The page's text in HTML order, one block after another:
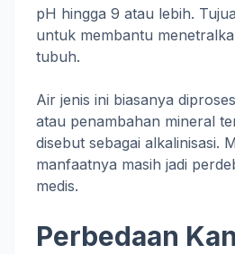
pH hingga 9 atau lebih.
untuk membantu
tubuh.
Air jenis ini biasanya
atau penambahan mineral
disebut sebagai alkalinisasi.
manfaatnya masih jadi
medis.
Perbedaan